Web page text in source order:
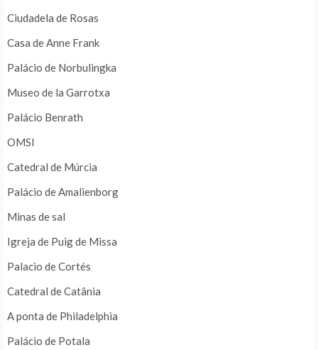
Ciudadela de Rosas
Casa de Anne Frank
Palácio de Norbulingka
Museo de la Garrotxa
Palácio Benrath
OMSI
Catedral de Múrcia
Palácio de Amalienborg
Minas de sal
Igreja de Puig de Missa
Palacio de Cortés
Catedral de Catânia
A ponta de Philadelphia
Palácio de Potala